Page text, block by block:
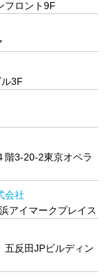
フロント9F
3F
階3-20-2東京オペラ
会社
アイマークプレイス
反田JPビルディン